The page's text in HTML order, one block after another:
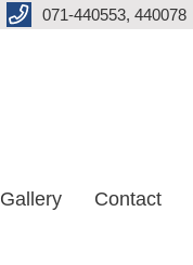
071-440553, 440078
Gallery Contact